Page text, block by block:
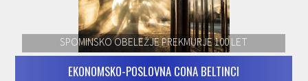
SPOMINSKO OBELEŽJE PREKMURJE 100 LET
EKONOMSKO-POSLOVNA CONA BELTINCI